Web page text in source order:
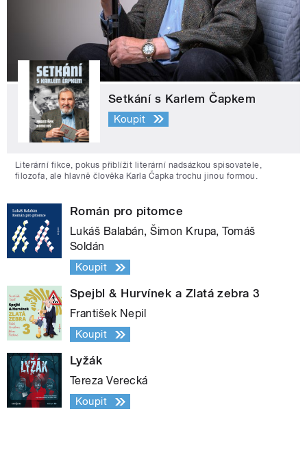
Setkání s Karlem Čapkem
Koupit
Literární fikce, pokus přiblížit literární nadsázkou spisovatele,
filozofa, ale hlavně člověka Karla Čapka trochu jinou formou.
Román pro pitomce
Lukáš Balabán, Šimon Krupa, Tomáš
Soldán
Koupit
Spejbl & Hurvínek a Zlatá zebra 3
František Nepil
Koupit
Lyžák
Tereza Verecká
Koupit